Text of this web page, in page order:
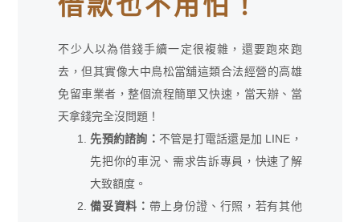
不少人以為借錢手續一定很複雜，還要跑來跑
去，但其實像大中鳥松當舖這類合法經營的高雄
免留車業者，整個流程簡單又快速，當天辦、當
天拿錢完全沒問題！
先預約諮詢： 不管是打電話還是加 LINE，
先把你的車況、需求告訴專員，快速了解
大致額度。
備妥資料： 帶上身份證、行照，若有其他